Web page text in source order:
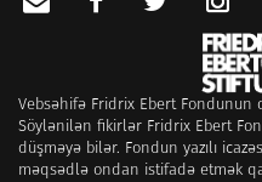
Vebsəhifə Fridrix Ebert Fondunun
Söylənilən fikirlər Fridrix Ebert
düşməyə bilər. Fondun yazılı
məqsədlə ondan istifadə etmək